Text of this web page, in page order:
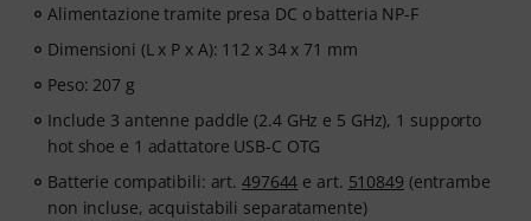
Alimentazione tramite presa DC o batteria NP-F
Dimensioni (L x P x A): 112 x 34 x 71 mm
Peso: 207 g
Include 3 antenne paddle (2.4 GHz e 5 GHz), 1 supporto
hot shoe e 1 adattatore USB-C OTG
Batterie compatibili: art.497644 e art. 510849 (entrambe
non incluse, acquistabili separatamente)